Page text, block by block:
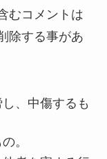
むコメントは
除する事があ
、中傷するも
。